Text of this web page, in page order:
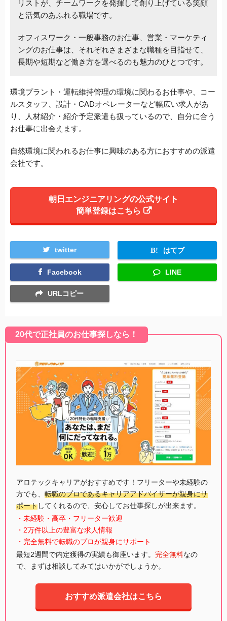
リストが、チームワークを発揮して創り上げている笑顔
と活気のあふれる職場です。
オフィスワーク・一般事務のお仕事、営業・マーケティ
ングのお仕事は、それぞれさまざまな職種を目指せて、
長期や短期など働き方を選べるのも魅力のひとつです。
環境プラント・運転維持管理の環境に関わるお仕事や、コー
ルスタッフ、設計・CADオペレーターなど幅広い求人があ
り、人材紹介・紹介予定派遣も扱っているので、自分に合う
お仕事に出会えます。
自然環境に関われるお仕事に興味のある方におすすめの派遣
会社です。
朝日エンジニアリングの公式サイト
簡単登録はこちら
twitter はてブ
Facebook LINE
URLコピー
20代で正社員のお仕事探しなら！
アロテックキャリアがおすすめです！フリーターや未経験の
方でも、 転職のプロであるキャリアアドバイザーが親身にサ
ポートしてくれるので、安心してお仕事探しが出来ます。
・未経験・高卒・フリーター歓迎
・2万件以上の豊富な求人情報
・完全無料で転職のプロが親身にサポート
最短2週間で内定獲得の実績も御座います。 完全無料なの
で、まずは相談してみてはいかがでしょうか。
おすすめ派遣会社はこちら